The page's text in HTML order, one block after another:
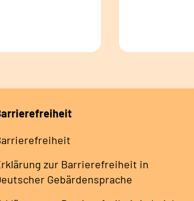
zur Barrierefreiheit in
Gebärdensprache